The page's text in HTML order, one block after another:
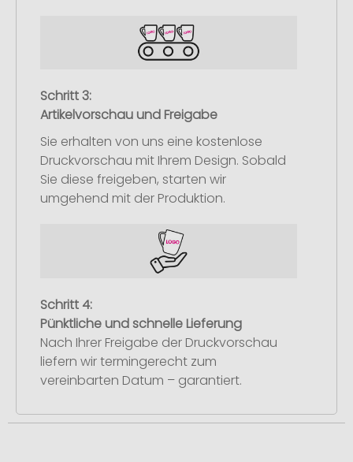
Schritt 3:
Artikelvorschau und Freigabe
Sie erhalten von uns eine kostenlose
Druckvorschau mit Ihrem Design. Sobald
Sie diese freigeben, starten wir
umgehend mit der Produktion.
Schritt 4:
Pünktliche und schnelle Lieferung
Nach Ihrer Freigabe der Druckvorschau
liefern wir termingerecht zum
vereinbarten Datum – garantiert.